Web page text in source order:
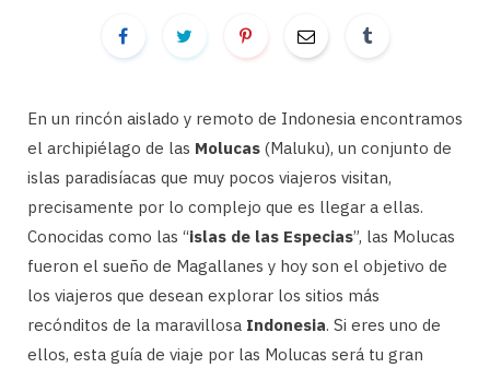
En un rincón aislado y remoto de Indonesia encontramos
el archipiélago de las Molucas (Maluku), un conjunto de
islas paradisíacas que muy pocos viajeros visitan,
precisamente por lo complejo que es llegar a ellas.
Conocidas como las “islas de las Especias”, las Molucas
fueron el sueño de Magallanes y hoy son el objetivo de
los viajeros que desean explorar los sitios más
recónditos de la maravillosa Indonesia. Si eres uno de
ellos, esta guía de viaje por las Molucas será tu gran